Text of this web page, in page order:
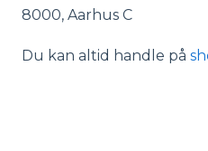
8000, Aarhus C
Du kan altid handle på